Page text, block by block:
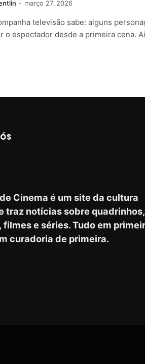
março 27, 2026
televisão sabe: alguns
o espectador desde a primeira cena.
Cinema é um site da cultura
traz notícias sobre quadrinhos,
filmes e séries. Tudo em
curadoria de primeira.